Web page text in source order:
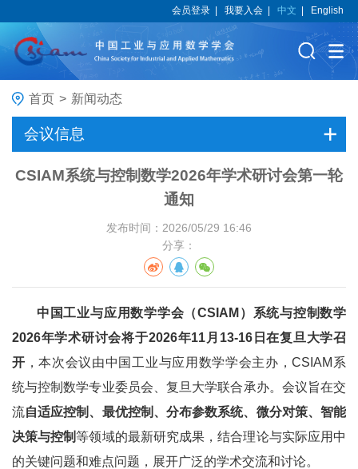
会员登录 |我要入会 |中文 English
首页 > 新闻动态
会议信息
CSIAM系统与控制数学2026年学术研讨会第一轮
通知
发布时间：2026/05/29 16:46
分享：
中国工业与应用数学学会 （CSIAM ） 系统与控制数学
2026年学术研讨会将于2026年11 月 13-16日在复旦大学召
开 ，本次会议由中国工业与应用数学学会主办，CSIAM 系
统与控制数学专业委员会
复旦大学联合承办。会议旨在交
流自适应控制、最优控制、分布参数系统、微分对策、智能
决策与控制等领域的最新研究成果，结合理论与实际应用中
的关键问题和难点问题，展开广泛的学术交流和讨论。